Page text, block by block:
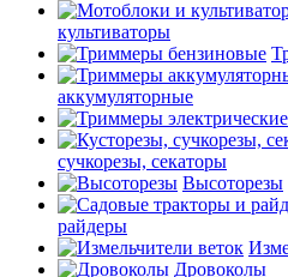
культиваторы
аккумуляторные
сучкорезы, секаторы
Высоторезы
райдеры
Дровоколы